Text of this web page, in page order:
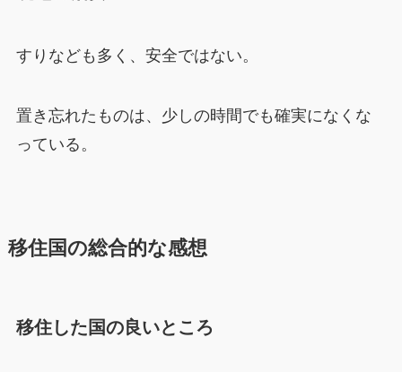
すりなども多く、安全ではない。
置き忘れたものは、少しの時間でも確実になくな
っている。
移住国の総合的な感想
移住した国の良いところ